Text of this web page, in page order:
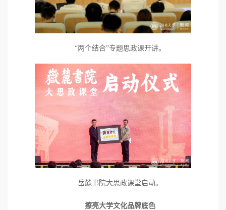
“两个结合”专题思政课开讲。
岳麓书院大思政课堂启动。
擦亮大学文化品牌底色